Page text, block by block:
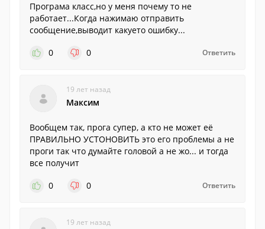
Програма класс,но у меня почему то не
работает...Когда нажимаю отправить
сообщение,выводит какуето ошибку...
0
0 Ответить
19 лет назад
Максим
Вообщем так, прога супер, а кто не может её
ПРАВИЛЬНО УСТОНОВИТЬ это его проблемы а не
проги так что думайте головой а не жо... и тогда
все получит
0
0 Ответить
19 лет назад